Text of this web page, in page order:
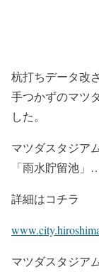
杭打ちデータ改
手つかずのマツ
した。
マツダスタジア
「雨水貯留池」…
詳細はコチラ
マツダスタジア